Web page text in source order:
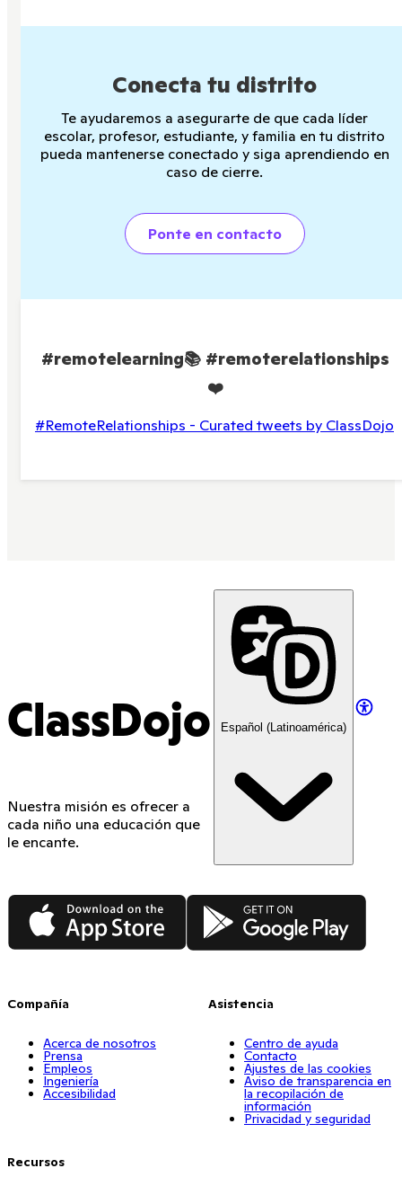
Conecta tu distrito
Te ayudaremos a asegurarte de que cada líder
escolar, profesor, estudiante, y familia en tu distrito
pueda mantenerse conectado y siga aprendiendo en
caso de cierre.
Ponte en contacto
#remotelearning📚 #remoterelationships
❤️
#RemoteRelationships - Curated tweets by ClassDojo
ClassDojo
Nuestra misión es ofrecer a
cada niño una educación que
le encante.
Español (Latinoamérica)
App Store Google Play
Compañía
Acerca de nosotros
Prensa
Empleos
Ingeniería
Accesibilidad
Recursos
Asistencia
Centro de ayuda
Contacto
Ajustes de las cookies
Aviso de transparencia en
la recopilación de
información
Privacidad y seguridad